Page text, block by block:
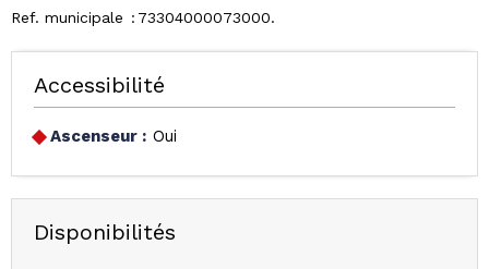
Ref. municipale 73304000073000
Accessibilité
Ascenseur : Oui
Disponibilités